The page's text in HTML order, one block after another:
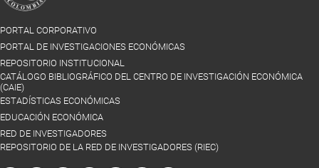
PORTAL CORPORATIVO
PORTAL DE INVESTIGACIONES ECONÓMICAS
REPOSITORIO INSTITUCIONAL
CATÁLOGO BIBLIOGRÁFICO DEL CENTRO DE INVESTIGACIÓN ECONÓMICA
(CAIE)
ESTADÍSTICAS ECONÓMICAS
EDUCACIÓN ECONÓMICA
RED DE INVESTIGADORES
REPOSITORIO DE LA RED DE INVESTIGADORES (RIEC)